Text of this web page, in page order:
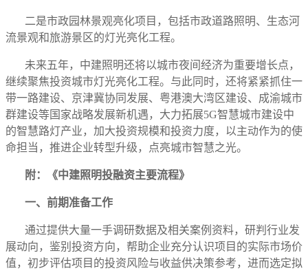
二是市政园林景观亮化项目，包括市政道路照明、生态河
流景观和旅游景区的灯光亮化工程。
未来五年，中建照明还将以城市夜间经济为重要增长点，
继续聚焦投资城市灯光亮化工程。与此同时，还将紧紧抓住一
带一路建设、京津冀协同发展、粤港澳大湾区建设、成渝城市
群建设等国家战略发展新机遇，大力拓展5G智慧城市建设中
的智慧路灯产业，加大投资规模和投资力度，以主动作为的使
命担当，推进企业转型升级，点亮城市智慧之光。
附：《中建照明投融资主要流程》
一、前期准备工作
通过提供大量一手调研数据及相关案例资料，研判行业发
展动向，鉴别投资方向，帮助企业充分认识项目的实际市场价
值，初步评估项目的投资风险与收益供决策参考，进而选定拟